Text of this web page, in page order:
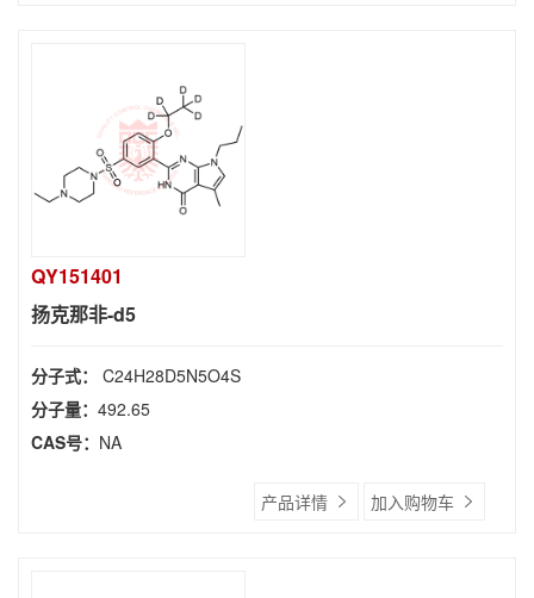
QY151401
扬克那非-d5
分子式： C24H28D5N5O4S
分子量： 492.65
CAS号： NA
产品详情 加入购物车